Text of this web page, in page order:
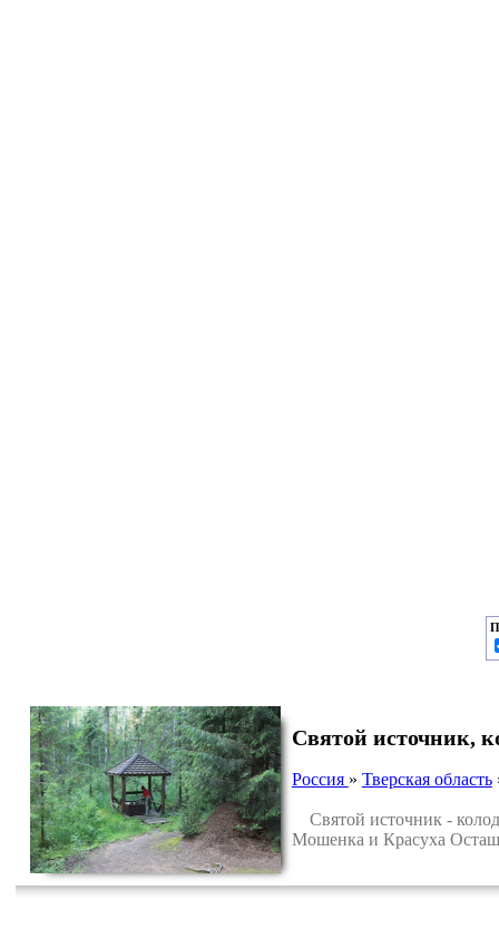
Святой источник,
Россия » Тверская область
Святой источник -
Мошенка и Красуха